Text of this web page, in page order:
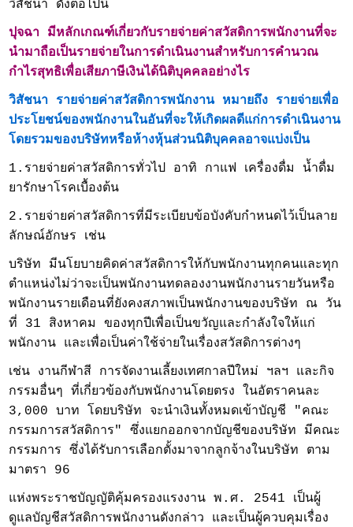
วิสัชนา ดังต่อไปนี้
ปุจฉา มีหลักเกณฑ์เกี่ยวกับรายจ่ายค่าสวัสดิการพนักงานที่จะ
นำมาถือเป็นรายจ่ายในการดำเนินงานสำหรับการคำนวณ
กำไรสุทธิเพื่อเสียภาษีเงินได้นิติบุคคลอย่างไร
วิสัชนา รายจ่ายค่าสวัสดิการพนักงาน หมายถึง รายจ่ายเพื่อ
ประโยชน์ของพนักงานในอันที่จะให้เกิดผลดีแก่การดำเนินงาน
โดยรวมของบริษัทหรือห้างหุ้นส่วนนิติบุคคลอาจแบ่งเป็น
1.รายจ่ายค่าสวัสดิการทั่วไป อาทิ กาแฟ เครื่องดื่ม น้ำดื่ม
ยารักษาโรคเบื้องต้น
2.รายจ่ายค่าสวัสดิการที่มีระเบียบข้อบังคับกำหนดไว้เป็นลาย
ลักษณ์อักษร เช่น
บริษัท มีนโยบายคิดค่าสวัสดิการให้กับพนักงานทุกคนและทุก
ตำแหน่งไม่ว่าจะเป็นพนักงานทดลองงานพนักงานรายวันหรือ
พนักงานรายเดือนที่ยังคงสภาพเป็นพนักงานของบริษัท ณ วัน
ที่ 31 สิงหาคม ของทุกปีเพื่อเป็นขวัญและกำลังใจให้แก่
พนักงาน และเพื่อเป็นค่าใช้จ่ายในเรื่องสวัสดิการต่างๆ
เช่น งานกีฬาสี การจัดงานเลี้ยงเทศกาลปีใหม่ ฯลฯ และกิจ
กรรมอื่นๆ ที่เกี่ยวข้องกับพนักงานโดยตรง ในอัตราคนละ
3,000 บาท โดยบริษัท จะนำเงินทั้งหมดเข้าบัญชี "คณะ
กรรมการสวัสดิการ" ซึ่งแยกออกจากบัญชีของบริษัท มีคณะ
กรรมการ ซึ่งได้รับการเลือกตั้งมาจากลูกจ้างในบริษัท ตาม
มาตรา 96
แห่งพระราชบัญญัติคุ้มครองแรงงาน พ.ศ. 2541 เป็นผู้
ดูแลบัญชีสวัสดิการพนักงานดังกล่าว และเป็นผู้ควบคุมเรื่อง